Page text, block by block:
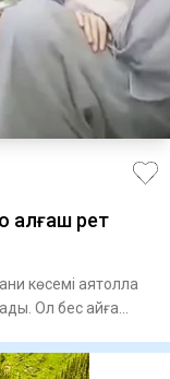
алғаш рет
көсемі аятолла
Ол бес айға